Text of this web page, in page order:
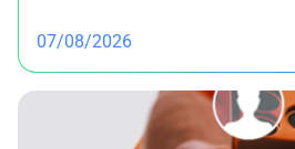
07/08/2026